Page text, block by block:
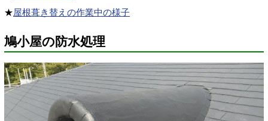
★屋根葺き替えの作業中の様子
鳩小屋の防水処理